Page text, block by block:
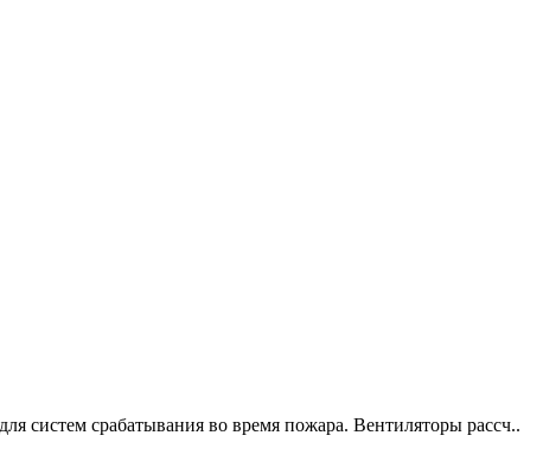
систем срабатывания во время пожара. Вентиляторы рассч..